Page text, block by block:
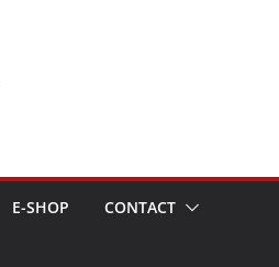
E-SHOP CONTACT